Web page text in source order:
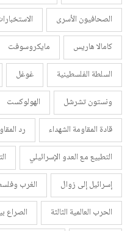
الصحافيون الأسرى
كامالا هاريس
مايكروسوفت
السلطة الفلسطينية
غوغل
ونستون تشرشل
الهولوكست
قادة المقاومة الشهداء
رد
التطبيع مع العدو الإسرائيلي
إسرائيل إلى زوال
الغرب
الحرب العالمية الثالثة
الصراع